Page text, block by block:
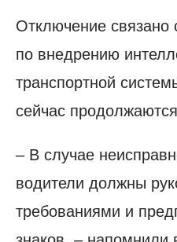
Отключение связано
по внедрению
транспортной
сейчас
– В случае
водители должны
требованиями и